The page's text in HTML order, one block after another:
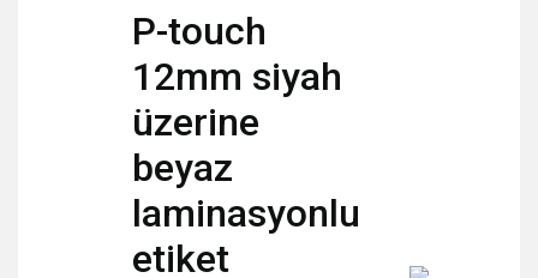
P-touch
12mm siyah
üzerine
beyaz
laminasyonlu
etiket